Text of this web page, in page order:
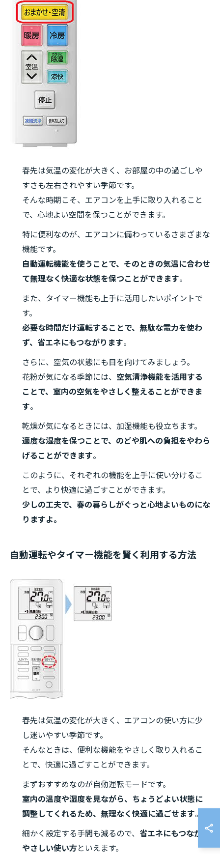
春先は気温の変化が大きく、お部屋の中の過ごしや
すさも左右されやすい季節です。
そんな時期こそ、エアコンを上手に取り入れること
で、心地よい空間を保つことができます。
特に便利なのが、エアコンに備わっているさまざまな
機能です。
自動運転機能を使うことで、そのときの気温に合わせ
て無理なく快適な状態を保つことができます。
また、タイマー機能も上手に活用したいポイントで
す。
必要な時間だけ運転することで、無駄な電力を使わ
ず、省エネにもつながります。
さらに、空気の状態にも目を向けてみましょう。
花粉が気になる季節には、 空気清浄機能を活用する
ことで、室内の空気をやさしく整えることができま
す。
乾燥が気になるときには、加湿機能も役立ちます。
適度な湿度を保つことで、のどや肌への負担をやわら
げることができます。
このように、それぞれの機能を上手に使い分けるこ
とで、より快適に過ごすことができます。
少しの工夫で、春の暮らしがぐっと心地よいものにな
りますよ。
自動運転やタイマー機能を賢く利用する方法
春先は気温の変化が大きく、エアコンの使い方に少
し迷いやすい季節です。
そんなときは、便利な機能をやさしく取り入れるこ
とで、快適に過ごすことができます。
まずおすすめなのが自動運転モードです。
室内の温度や湿度を見ながら、ちょうどよい状態に
調整してくれるため、無理なく快適に過ごせます。
細かく設定する手間も減るので、 省エネにもつながる
やさしい使い方といえます。